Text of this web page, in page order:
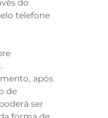
do
telefone
após
de
ser